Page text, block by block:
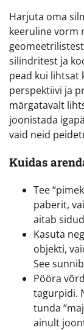
Harjuta oma
keeruline vorm
silindritest ja
pead kui lihtsat
perspektiivi ja
märgatavalt
joonistada
vaid neid
Kuidas
Tee
paberit,
aitab
Kasuta
objekti,
See
Pööra
tagurpidi.
tunda
ainult